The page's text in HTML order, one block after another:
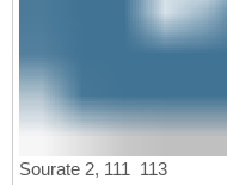
Sourate 2, 111  113